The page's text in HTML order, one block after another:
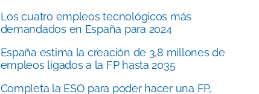
Los cuatro empleos tecnológicos más
demandados en España para 2024
España estima la creación de 3,8 millones de
empleos ligados a la FP hasta 2035
Completa la ESO para poder hacer una FP,